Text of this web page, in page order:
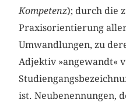
Kompetenz); durch die
Praxisorientierung
Umwandlungen, zu
Adjektiv »angewandt«
ist. Neubenennungen,